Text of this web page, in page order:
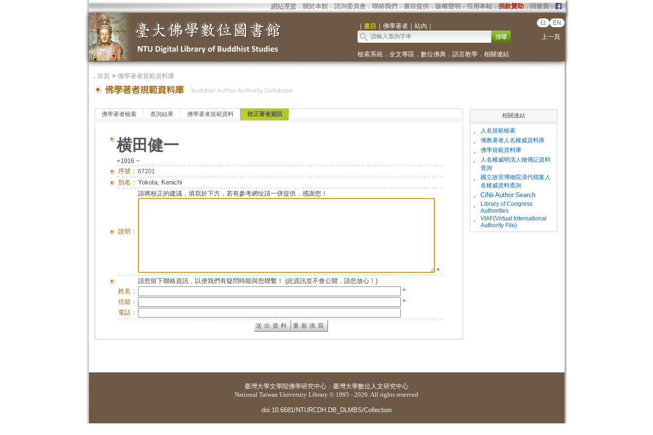
網站導覽 ． 關於本館． 諮詢委員會． 聯絡我們 ． 書目提供． 版權聲明 ． 引用本站． 捐款贊助．回首頁．
｜ 書目 ｜ 佛學著者｜ 站內 ｜ 日 EN
上一頁
檢索系統． 全文專區 ． 數位佛典． 語言教學． 相關連結
． 首頁> 佛學著者規範資料庫
佛學著者檢索 查詢結果 佛學著者規範資料 校正著者資訊
横田健一
+1916 ~
序號： 67201
別名： Yokota, Kenichi
說明：
請將校正的建議，填寫於下方，若有參考網址請一併提供，感謝您！
*
請您留下聯絡資訊，以便我們有疑問時能與您聯繫！ (此資訊並不會公開，請您放心！)
姓名：
*
信箱：
*
電話：
相關連結
。 人名規範檢索
。 佛教著者人名權威資料庫
。 佛學規範資料庫
。
人名權威明清人物傳記資料
查詢
。
國立故宮博物院清代檔案人
名權威資料查詢
。
CiNii Author Search
。
Library of Congress
Authorities
。
VIAF(Virtual International
Authority File)
臺灣大學文學院佛學研究中心 ． 臺灣大學數位人文研究中心
National Taiwan University Library © 1995 - 2026. All rights reserved
doi:10.6681/NTURCDH.DB_DLMBS/Collection